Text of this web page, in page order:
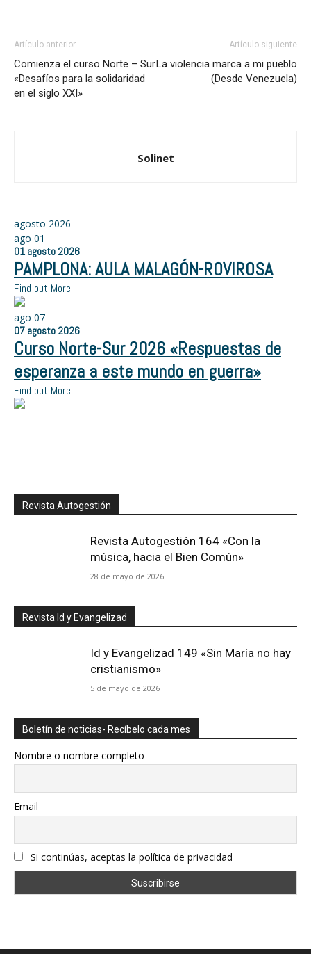
Artículo anterior
Comienza el curso Norte – Sur
«Desafíos para la solidaridad
en el siglo XXI»
Artículo siguiente
La violencia marca a mi pueblo
(Desde Venezuela)
Solinet
agosto 2026
ago 01
01 agosto 2026
PAMPLONA: AULA MALAGÓN-ROVIROSA
Find out More
ago 07
07 agosto 2026
Curso Norte-Sur 2026 «Respuestas de
esperanza a este mundo en guerra»
Find out More
Revista Autogestión
Revista Autogestión 164 «Con la
música, hacia el Bien Común»
28 de mayo de 2026
Revista Id y Evangelizad
Id y Evangelizad 149 «Sin María no hay
cristianismo»
5 de mayo de 2026
Boletín de noticias- Recíbelo cada mes
Nombre o nombre completo
Email
Si continúas, aceptas la política de privacidad